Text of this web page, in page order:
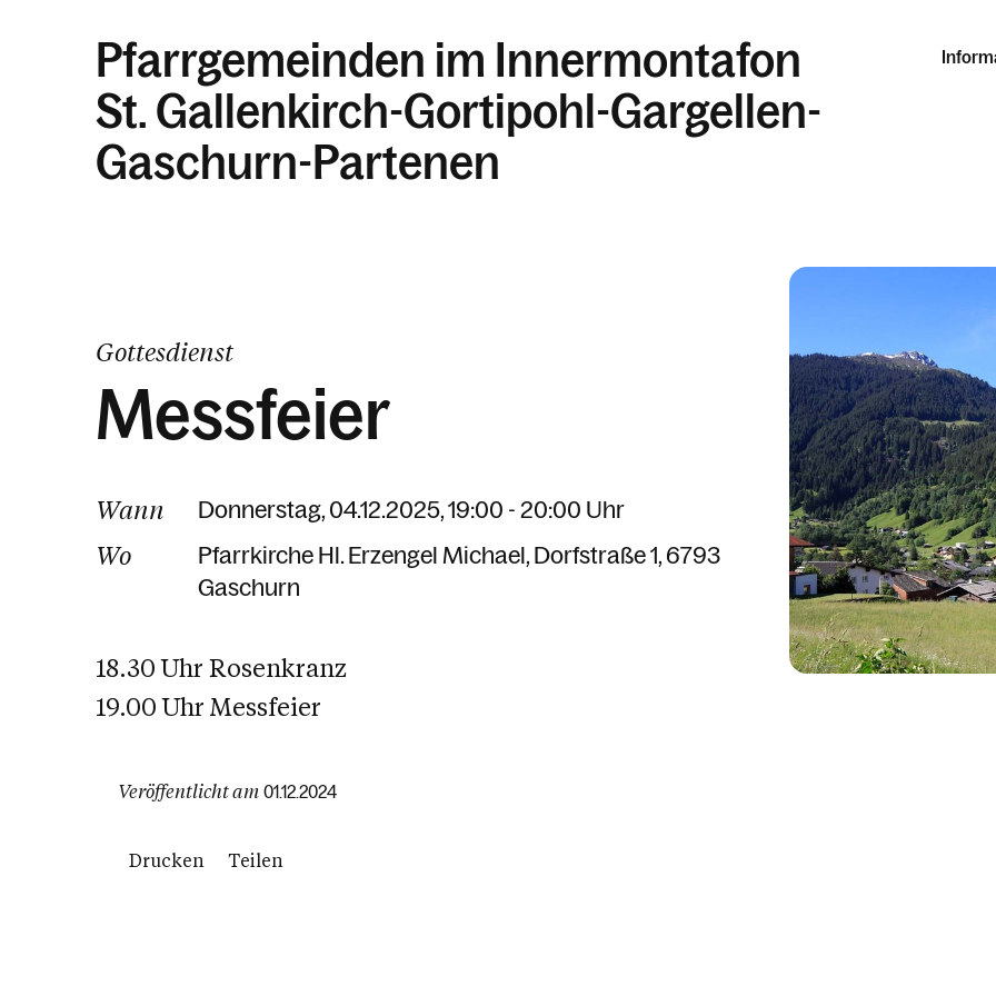
Pfarrgemeinden im Innermontafon
St. Gallenkirch-Gortipohl-Gargellen-
Gaschurn-Partenen
Gottesdienst
Messfeier
Wann Donnerstag, 04.12.2025, 19:00 - 20:00 Uhr
Wo Pfarrkirche Hl. Erzengel Michael Dorfstraße 1 6793
Gaschurn
18.30 Uhr Rosenkranz
19.00 Uhr Messfeier
Veröffentlicht am 01.12.2024
Drucken Teilen